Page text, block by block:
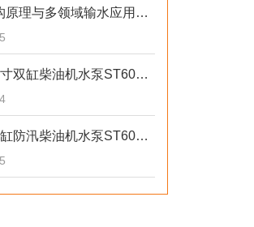
自吸泵的结构原理与多领域输水应用探析
城市抢险用6寸双缸柴油机水泵ST60DS产品介绍
移动式6寸双缸防汛柴油机水泵ST60SD产品介绍